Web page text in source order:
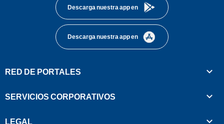
Descarga nuestra app en
Descarga nuestra app en
RED DE PORTALES
SERVICIOS CORPORATIVOS
LEGAL